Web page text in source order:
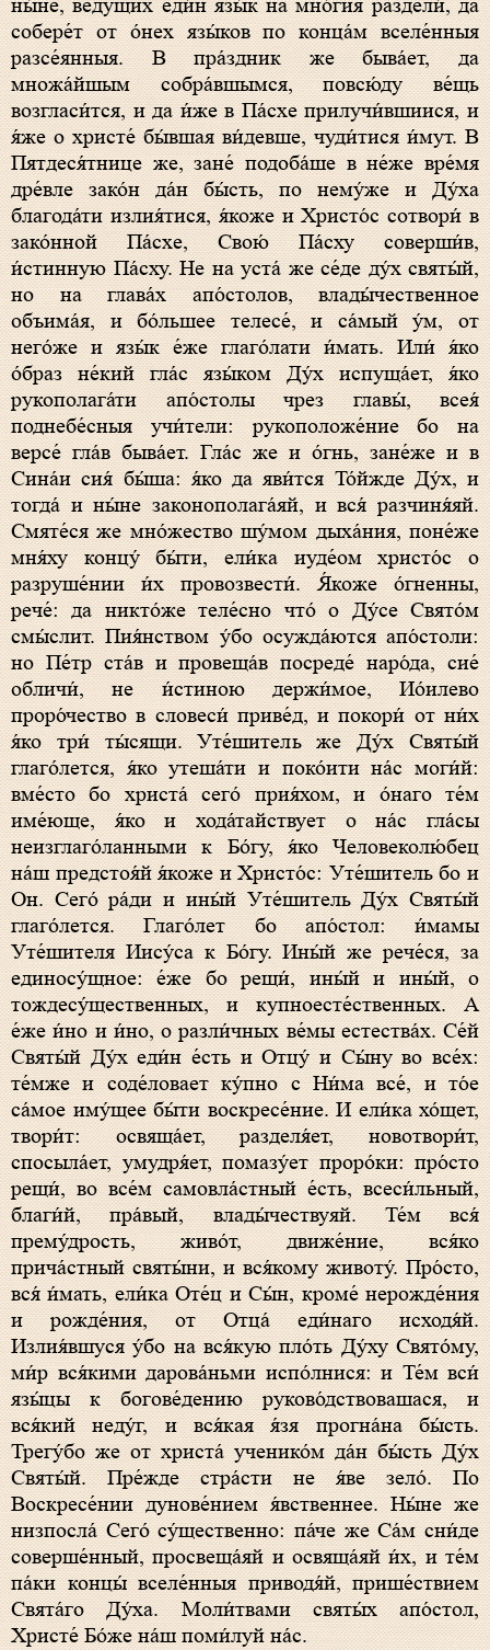
ны́не, ве́дущих еди́н язы́к на мно́гия раздели́, да
собере́т от о́нех язы́ков по конца́м вселе́нныя
разсе́янныя. В пра́здник же быва́ет, да
множа́йшым собра́вшымся, повсю́ду ве́щь
возгласи́тся, и да и́же в Па́схе прилучи́вшиися, и
я́же о христе́ бы́вшая ви́девше, чуди́тися и́мут. В
Пятдеся́тнице же, зане́ подоба́ше в не́же вре́мя
дре́вле зако́н да́н бы́сть, по нему́же и Ду́ха
благода́ти излия́тися, я́коже и Христо́с сотвори́ в
зако́нной Па́схе, Свою́ Па́сху соверши́в,
и́стинную Па́сху. Не на уста́ же се́де ду́х святы́й,
но на глава́х апо́столов, влады́чественное
объима́я, и бо́льшее телесе́, и са́мый у́м, от
него́же и язы́к е́же глаго́лати и́мать. Или́ я́ко
о́браз не́кий гла́с язы́ком Ду́х испуща́ет, я́ко
рукополага́ти апо́столы чрез главы́, всея́
поднебе́сныя учи́тели: рукоположе́ние бо на
версе́ гла́в быва́ет. Гла́с же и о́гнь, зане́же и в
Сина́и сия́ бы́ша: я́ко да яви́тся То́йжде Ду́х, и
тогда́ и ны́не законополага́яй, и вся́ разчиня́яй.
Смяте́ся же мно́жество шу́мом дыха́ния, поне́же
мня́ху концу́ бы́ти, ели́ка иуде́ом христо́с о
разруше́нии и́х провозвести́. Я́коже о́гненны,
рече́: да никто́же теле́сно что́ о Ду́се Свято́м
смы́слит. Пия́нством у́бо осужда́ются апо́столи:
но Пе́тр ста́в и провеща́в посреде́ наро́да, сие́
обличи́, не и́стиною держи́мое, Ио́илево
проро́чество в словеси́ приве́д, и покори́ от ни́х
я́ко три́ ты́сящи. Уте́шитель же Ду́х Святы́й
глаго́лется, я́ко утеша́ти и поко́ити на́с моги́й:
вме́сто бо христа́ сего́ прия́хом, и о́наго те́м
име́юще, я́ко и хода́тайствует о на́с гла́сы
неизглаго́ланными к Бо́гу, я́ко Человеколю́бец
на́ш предстоя́й я́коже и Христо́с: Уте́шитель бо и
Он. Сего́ ра́ди и ины́й Уте́шитель Ду́х Святы́й
глаго́лется. Глаго́лет бо апо́стол: и́мамы
Уте́шителя Иису́са к Бо́гу. Ины́й же рече́ся, за
единосу́щное: е́же бо рещи́, ины́й и ины́й, о
тождесу́щественных, и купноесте́ственных. А
е́же и́но и и́но, о разли́чных ве́мы естества́х. Се́й
Святы́й Ду́х еди́н е́сть и Отцу́ и Сы́ну во все́х:
те́мже и соде́ловает ку́пно с Ни́ма все́, и то́е
са́мое иму́щее бы́ти воскресе́ние. И ели́ка хо́щет,
твори́т: освяща́ет, разделя́ет, новотвори́т,
спосыла́ет, умудря́ет, помазу́ет проро́ки: про́сто
рещи́, во все́м самовла́стный е́сть, всеси́льный,
благи́й, пра́вый, влады́чествуяй. Те́м вся́
прему́дрость, живо́т, движе́ние, вся́ко
прича́стный святы́ни, и вся́кому животу́. Про́сто,
вся́ и́мать, ели́ка Оте́ц и Сы́н, кроме́ нерожде́ния
и рожде́ния, от Отца́ еди́наго исходя́й.
Излия́вшуся у́бо на вся́кую пло́ть Ду́ху Свято́му,
ми́р вся́кими дарова́ньми испо́лнися: и Те́м вси́
язы́цы к богове́дению руково́дствовашася, и
вся́кий неду́г, и вся́кая я́зя прогна́на бы́сть.
Трегу́бо же от христа́ ученико́м да́н бы́сть Ду́х
Святы́й. Пре́жде стра́сти не я́ве зело́. По
Воскресе́нии дунове́нием я́вственнее. Ны́не же
низпосла́ Сего́ су́щественно: па́че же Са́м сни́де
соверше́нный, просвеща́яй и освяща́яй и́х, и те́м
па́ки концы́ вселе́нныя приводя́й, прише́ствием
Свята́го Ду́ха. Моли́твами святы́х апо́стол,
Христе́ Бо́же на́ш поми́луй на́с.